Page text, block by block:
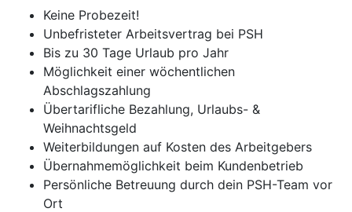
Keine Probezeit!
Unbefristeter Arbeitsvertrag bei PSH
Bis zu 30 Tage Urlaub pro Jahr
Möglichkeit einer wöchentlichen
Abschlagszahlung
Übertarifliche Bezahlung, Urlaubs- &
Weihnachtsgeld
Weiterbildungen auf Kosten des Arbeitgebers
Übernahmemöglichkeit beim Kundenbetrieb
Persönliche Betreuung durch dein PSH-Team vor
Ort